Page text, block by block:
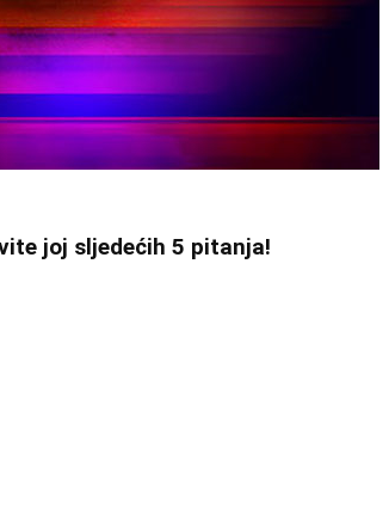
joj sljedećih 5 pitanja!